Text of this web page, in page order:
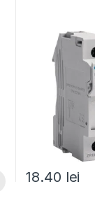
18.40 lei